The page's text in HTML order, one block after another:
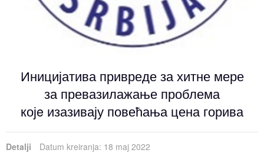
Fotografije
Događaji
Skupština udruženja
Siva ekonomija
Savetnici
Marketing
Zastupanje i posredovanje
Fakultet tehničkih nauka Novi Sad
Skupovi i konferencije
Иницијатива привреде за хитне мере
за превазилажање проблема
којe изазивају повећања цена горива
Detalji
Datum kreiranja: 18 maj 2022